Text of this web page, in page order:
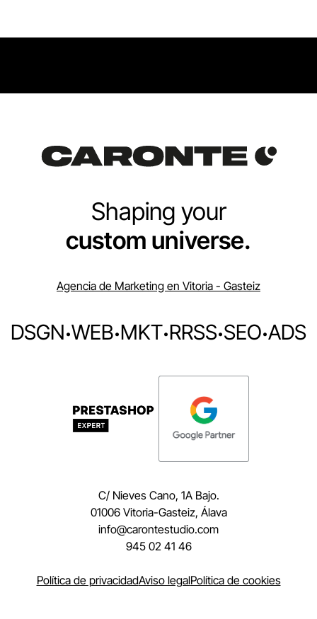
Shaping your
custom universe.
Agencia de Marketing en Vitoria - Gasteiz
DSGN·WEB·MKT·RRSS·SEO·ADS
C/ Nieves Cano, 1A Bajo.
01006 Vitoria-Gasteiz, Álava
moc.oidutsetnorac@ofni
945 02 41 46
Política de privacidadAviso legalPolítica de cookies